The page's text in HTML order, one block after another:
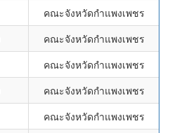
คณะจังหวัดกำแพงเพชร
คณะจังหวัดกำแพงเพชร
คณะจังหวัดกำแพงเพชร
คณะจังหวัดกำแพงเพชร
คณะจังหวัดกำแพงเพชร